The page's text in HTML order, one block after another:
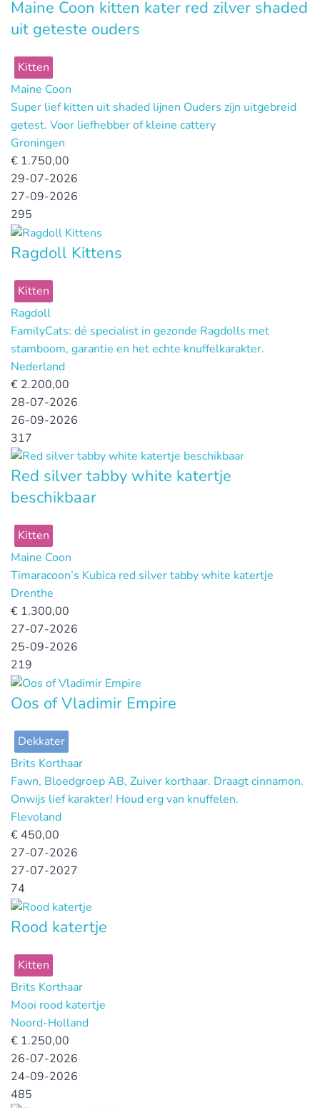
Maine Coon kitten kater red zilver shaded
uit geteste ouders
Kitten
Maine Coon
Super lief kitten uit shaded lijnen Ouders zijn uitgebreid
getest. Voor liefhebber of kleine cattery
Groningen
€ 1.750,00
29-07-2026
27-09-2026
295
Ragdoll Kittens
Kitten
Ragdoll
FamilyCats: dé specialist in gezonde Ragdolls met
stamboom, garantie en het echte knuffelkarakter.
Nederland
€ 2.200,00
28-07-2026
26-09-2026
317
Red silver tabby white katertje
beschikbaar
Kitten
Maine Coon
Timaracoon’s Kubica red silver tabby white katertje
Drenthe
€ 1.300,00
27-07-2026
25-09-2026
219
Oos of Vladimir Empire
Dekkater
Brits Korthaar
Fawn, Bloedgroep AB, Zuiver korthaar. Draagt cinnamon.
Onwijs lief karakter! Houd erg van knuffelen.
Flevoland
€ 450,00
27-07-2026
27-07-2027
74
Rood katertje
Kitten
Brits Korthaar
Mooi rood katertje
Noord-Holland
€ 1.250,00
26-07-2026
24-09-2026
485